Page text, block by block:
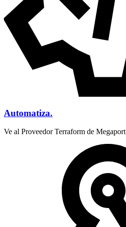
Automatiza.
Ve al Proveedor Terraform de Megaport